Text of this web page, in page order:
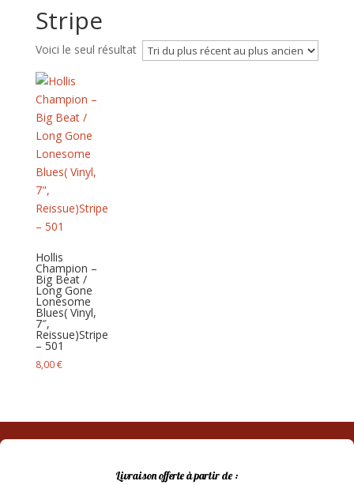
Stripe
Voici le seul résultat
Hollis
Champion –
Big Beat /
Long Gone
Lonesome
Blues( Vinyl,
7″,
Reissue)Stripe
– 501
8,00€
Livraison offerte à partir de :